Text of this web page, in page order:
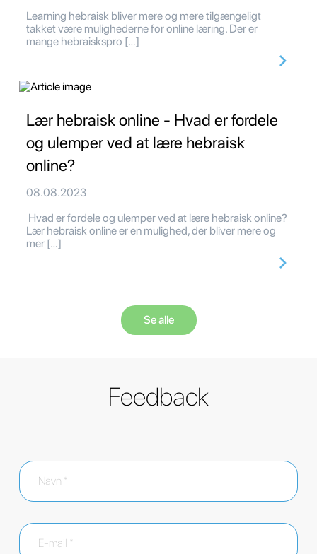
Learning hebraisk bliver mere og mere tilgængeligt
takket være mulighederne for online læring. Der er
mange hebraiskspro […]
Lær hebraisk online - Hvad er fordele
og ulemper ved at lære hebraisk
online?
08.08.2023
Hvad er fordele og ulemper ved at lære hebraisk online?
Lær hebraisk online er en mulighed, der bliver mere og
mer […]
Se alle
Feedback